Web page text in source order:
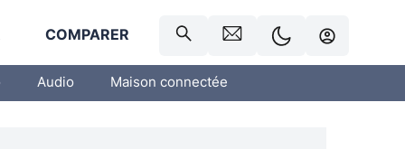
COMPARER
Audio Maison connectée